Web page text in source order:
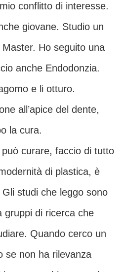
conflitto di interesse.
giovane. Studio un
Ho seguito una
anche Endodonzia.
e li otturo.
all’apice del dente,
la cura.
può curare, faccio di tutto
di plastica, è
studi che leggo sono
gruppi di ricerca che
Quando cerco un
se non ha rilevanza